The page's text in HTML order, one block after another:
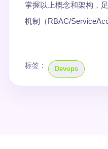
掌握以上概念和架构，
机制（RBAC/
标签： Devops